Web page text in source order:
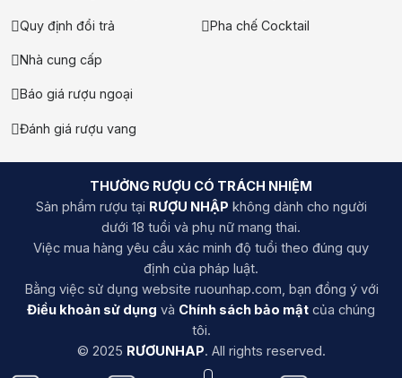
Quy định đổi trả
Nhà cung cấp
Báo giá rượu ngoại
Đánh giá rượu vang
Pha chế Cocktail
THƯỞNG RƯỢU CÓ TRÁCH NHIỆM
Sản phẩm rượu tại RƯỢU NHẬP không dành cho người
dưới 18 tuổi và phụ nữ mang thai.
Việc mua hàng yêu cầu xác minh độ tuổi theo đúng quy
định của pháp luật.
Bằng việc sử dụng website ruounhap.com, bạn đồng ý với
Điều khoản sử dụng và Chính sách bảo mật của chúng
tôi.
© 2025 RƯƠUNHAP. All rights reserved.